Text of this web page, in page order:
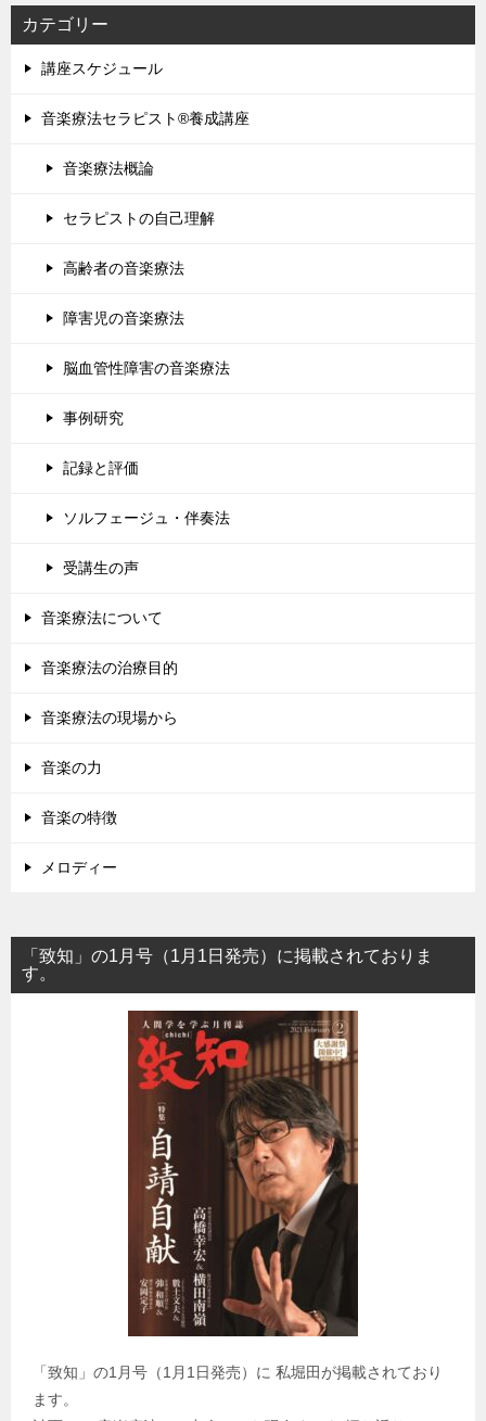
カテゴリー
講座スケジュール
音楽療法セラピスト®養成講座
音楽療法概論
セラピストの自己理解
高齢者の音楽療法
障害児の音楽療法
脳血管性障害の音楽療法
事例研究
記録と評価
ソルフェージュ・伴奏法
受講生の声
音楽療法について
音楽療法の治療目的
音楽療法の現場から
音楽の力
音楽の特徴
メロディー
「致知」の1月号（1月1日発売）に掲載されておりま
す。
「致知」の1月号（1月1日発売）に 私堀田が掲載されており
ます。